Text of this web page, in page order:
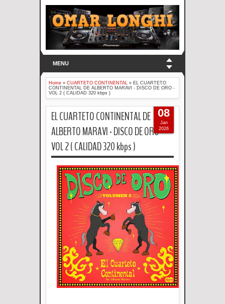
MENU
Home » CUARTETO CONTINENTAL » EL CUARTETO
CONTINENTAL DE ALBERTO MARAVI - DISCO DE ORO -
VOL 2 ( CALIDAD 320 kbps )
EL CUARTETO CONTINENTAL DE
ALBERTO MARAVI - DISCO DE ORO -
VOL 2 ( CALIDAD 320 kbps )
08
Jan
2026